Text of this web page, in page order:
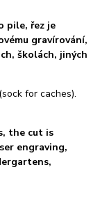
pile, řez je
gravírování,
školách, jiných
for caches).
the cut is
engraving,